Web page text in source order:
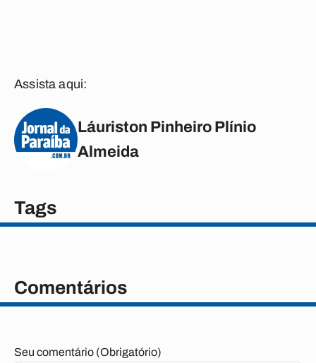
Assista aqui:
Láuriston Pinheiro Plínio
Almeida
Tags
Comentários
Seu comentário (Obrigatório)